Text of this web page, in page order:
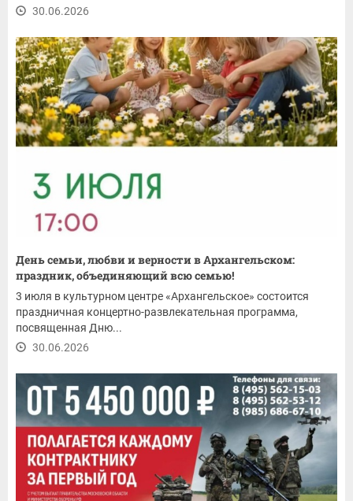
30.06.2026
День семьи, любви и верности в Архангельском:
праздник, объединяющий всю семью!
3 июля в культурном центре «Архангельское» состоится
праздничная концертно-развлекательная программа,
посвященная Дню...
30.06.2026